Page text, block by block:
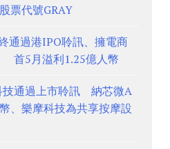
票代號GRAY
通過港IPO聆訊、擁電商
首5月溢利1.25億人幣
技通過上市聆訊 納芯微A
、樂摩科技為共享按摩設